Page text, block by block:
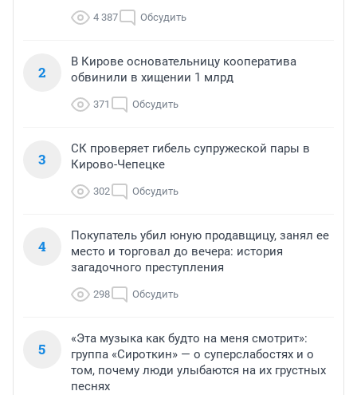
4 387 Обсудить
2
В Кирове основательницу кооператива
обвинили в хищении 1 млрд
371 Обсудить
3
СК проверяет гибель супружеской пары в
Кирово-Чепецке
302 Обсудить
4
Покупатель убил юную продавщицу, занял ее
место и торговал до вечера: история
загадочного преступления
298 Обсудить
5
«Эта музыка как будто на меня смотрит»:
группа «Сироткин» — о суперслабостях и о
том, почему люди улыбаются на их грустных
песнях